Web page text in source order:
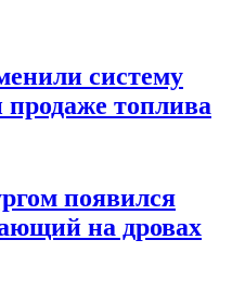
систему
продаже топлива
появился
на дровах